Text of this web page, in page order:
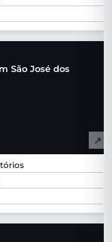
São José dos
↗